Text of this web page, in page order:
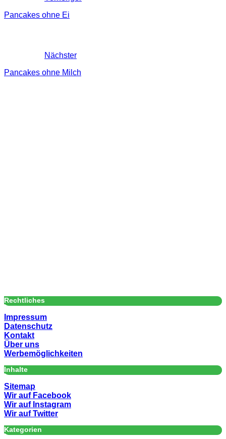
Pancakes ohne Ei
Nächster
Pancakes ohne Milch
Rechtliches
Impressum
Datenschutz
Kontakt
Über uns
Werbemöglichkeiten
Inhalte
Sitemap
Wir auf Facebook
Wir auf Instagram
Wir auf Twitter
Kategorien